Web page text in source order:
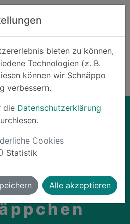
Zum Hauptinhalt springen
bieten zu können,
Technologien (z. B.
können wir Schnäppo
verbessern.
die Datenschutzerklärung
Cookies
Statistik
Alle akzeptieren
Suchen
Cashback